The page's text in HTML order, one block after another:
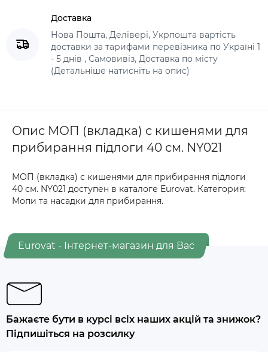
Доставка
Нова Пошта, Делівері, Укрпошта вартість
доставки за тарифами перевізника по Україні 1
- 5 днів , Самовивіз, Доставка по місту
(Детальніше натисніть на опис)
Опис МОП (вкладка) с кишенями для
прибирання підлоги 40 см. NY021
МОП (вкладка) с кишенями для прибирання підлоги
40 см. NY021 доступен в каталоге Eurovat. Категория:
Мопи та насадки для прибирання.
Eurovat - Інтернет-магазин для Вас
Бажаєте бути в курсі всіх наших акцій та знижок?
Підпишіться на розсилку